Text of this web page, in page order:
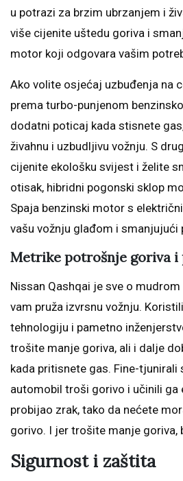
u potrazi za brzim ubrzanjem i
više cijenite uštedu goriva i
motor koji odgovara vašim
Ako volite osjećaj uzbuđenja na
prema turbo-punjenom
dodatni poticaj kada stisnete
živahnu i uzbudljivu vožnju. S
cijenite ekološku svijest i želite
otisak, hibridni pogonski sklop
Spaja benzinski motor s
vašu vožnju glađom i smanjujući
Metrike potrošnje goriva
Nissan Qashqai je sve o
vam pruža izvrsnu vožnju.
tehnologiju i pametno
trošite manje goriva, ali i dalje
kada pritisnete gas. Fine-tjunirali
automobil troši gorivo i učinili ga
probijao zrak, tako da nećete
gorivo. I jer trošite manje goriva,
Sigurnost i zaštita